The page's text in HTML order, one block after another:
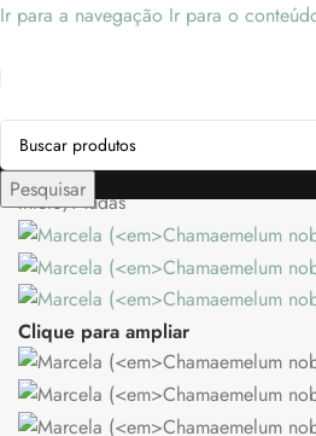
Ir para a navegação Ir para o
Pesquisar
Início/Mudas
Clique para ampliar